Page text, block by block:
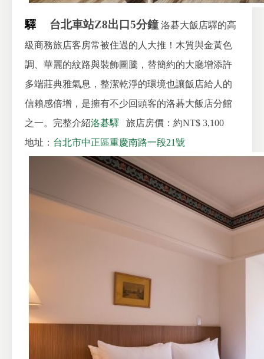
驛 台北車站Z8出口5分鐘 洛碁大飯店驛的高
級商務旅店客房常被住過的人大推！木質與金黃色
調、華麗的紋路與裝飾圖騰，替簡約的大廳增添許
多端莊典雅氣息，整潔乾淨的環境也讓飯店給人的
信賴感倍增，是擁有不少回頭客的洛碁大飯店分館
之一。完整介紹洛碁驛
旅店房價：約NT$ 3,100
地址： 台北市中正區重慶南路一段21號